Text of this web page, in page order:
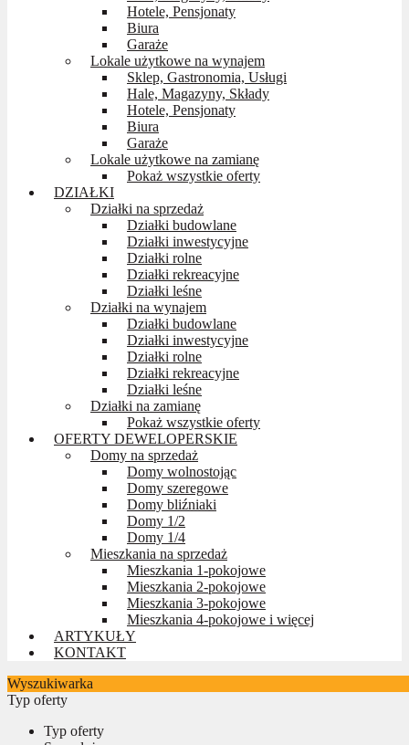
Hotele, Pensjonaty
Biura
Garaże
Lokale użytkowe na wynajem
Sklep, Gastronomia, Usługi
Hale, Magazyny, Składy
Hotele, Pensjonaty
Biura
Garaże
Lokale użytkowe na zamianę
Pokaż wszystkie oferty
DZIAŁKI
Działki na sprzedaż
Działki budowlane
Działki inwestycyjne
Działki rolne
Działki rekreacyjne
Działki leśne
Działki na wynajem
Działki budowlane
Działki inwestycyjne
Działki rolne
Działki rekreacyjne
Działki leśne
Działki na zamianę
Pokaż wszystkie oferty
OFERTY DEWELOPERSKIE
Domy na sprzedaż
Domy wolnostojąc
Domy szeregowe
Domy bliźniaki
Domy 1/2
Domy 1/4
Mieszkania na sprzedaż
Mieszkania 1-pokojowe
Mieszkania 2-pokojowe
Mieszkania 3-pokojowe
Mieszkania 4-pokojowe i więcej
ARTYKUŁY
KONTAKT
Wyszukiwarka
Typ oferty
Typ oferty